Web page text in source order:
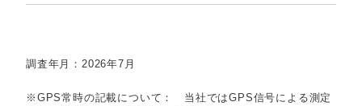
調査年月：2026年7月
※GPS常時の記載について： 当社ではGPS信号による測定